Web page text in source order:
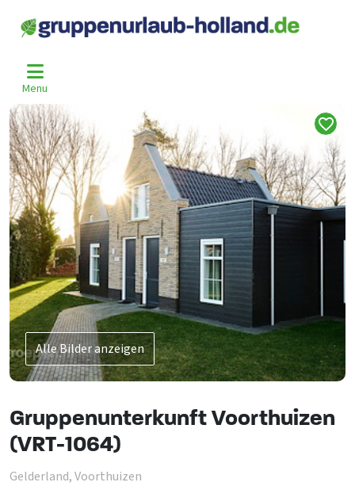
Menu
Home >
Alle Bilder anzeigen
Gruppenunterkunft Voorthuizen
(VRT-1064)
Gelderland, Voorthuizen